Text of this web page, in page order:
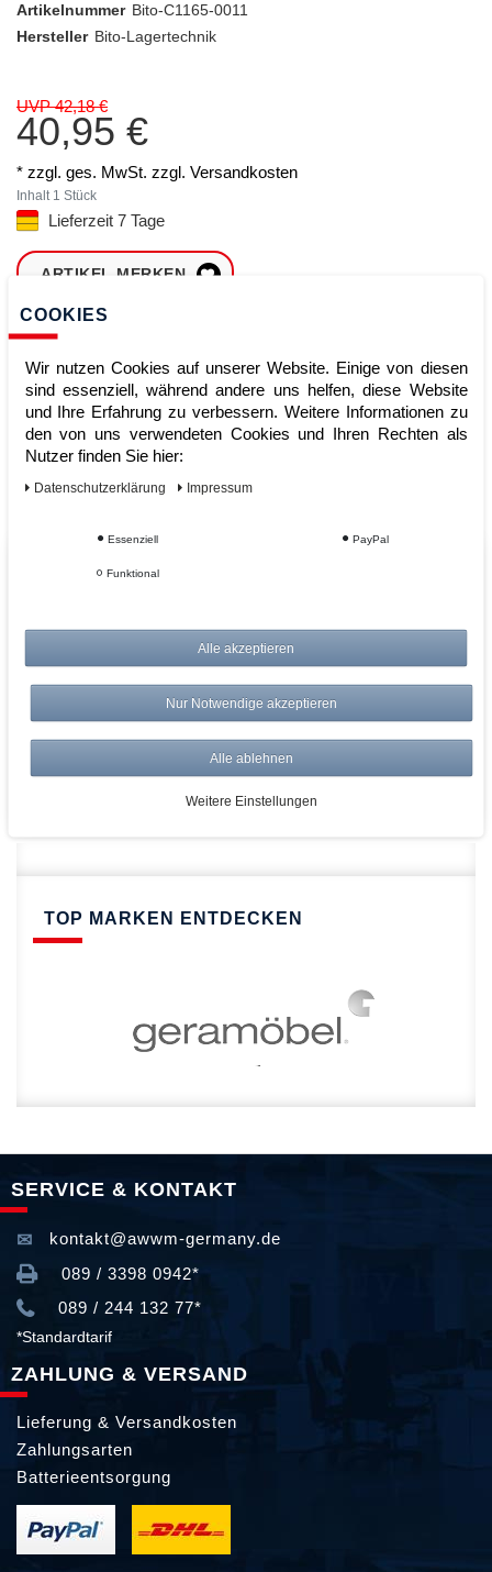
Artikelnummer Bito-C1165-0011
Hersteller Bito-Lagertechnik
UVP 42,18 €
40,95 €
* zzgl. ges. MwSt. zzgl. Versandkosten
Inhalt 1 Stück
Lieferzeit 7 Tage
ARTIKEL MERKEN
Sofort lieferbar
Vom Profi für Profis - Ihre Vorteile
Versandkostenfrei ab 150€
Risikolos: 14 Tage Rückgabe
Über 20.000 Artikel
Schnelle Lieferung
TOP MARKEN ENTDECKEN
SERVICE & KONTAKT
kontakt@awwm-germany.de
089 / 3398 0942*
089 / 244 132 77*
*Standardtarif
ZAHLUNG & VERSAND
Lieferung & Versandkosten
Zahlungsarten
Batterieentsorgung
COOKIES
Wir nutzen Cookies auf unserer Website. Einige von diesen
sind essenziell, während andere uns helfen, diese Website
und Ihre Erfahrung zu verbessern. Weitere Informationen zu
den von uns verwendeten Cookies und Ihren Rechten als
Nutzer finden Sie hier:
Daten­schutz­erklärung Impressum
Essenziell PayPal
Funktional
Alle akzeptieren
Nur Notwendige akzeptieren
Alle ablehnen
Weitere Einstellungen